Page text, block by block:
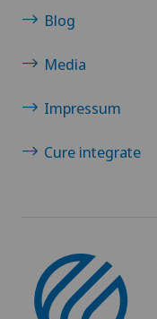
Blog
Media
Impressum
Cure integrate